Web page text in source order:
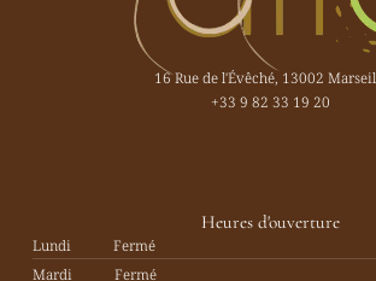
16 Rue de l'Évêché, 13002
+33 9 82 33 19 20
Heures d'ouverture
Lundi
Fermé
Mardi
Fermé